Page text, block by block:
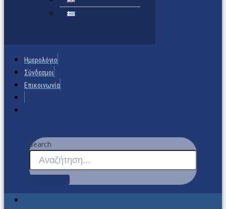
Ημερολόγιο
Σύνδεσμοι
Επικοινωνία
Search